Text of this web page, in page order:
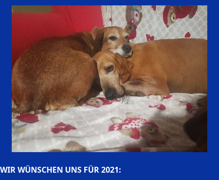
WIR WÜNSCHEN UNS FÜR 2021: